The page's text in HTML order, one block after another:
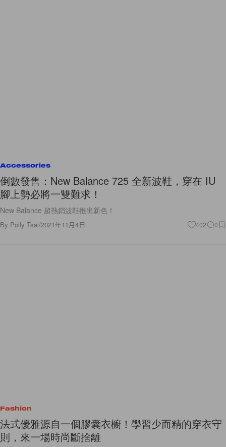
Accessories
倒數發售：New Balance 725 全新波鞋，穿在 IU
腳上勢必將一雙難求！
New Balance 超熱銷波鞋推出新色！
By Polly Tsai/2021年11月4日 402 0
Fashion
法式優雅源自一個膠囊衣櫥！學習少而精的穿衣守
則，來一場時尚斷捨離